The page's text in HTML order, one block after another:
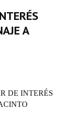
A
DE INTERÉS